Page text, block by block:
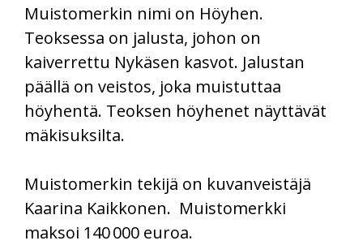
Muistomerkin nimi on Höyhen.
Teoksessa on jalusta, johon on
kaiverrettu Nykäsen kasvot. Jalustan
päällä on veistos, joka muistuttaa
höyhentä. Teoksen höyhenet näyttävät
mäkisuksilta.
Muistomerkin tekijä on kuvanveistäjä
Kaarina Kaikkonen. Muistomerkki
maksoi 140 000 euroa.